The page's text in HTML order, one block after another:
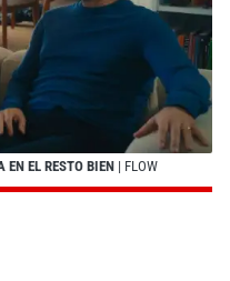
EL RESTO BIEN | FLOW